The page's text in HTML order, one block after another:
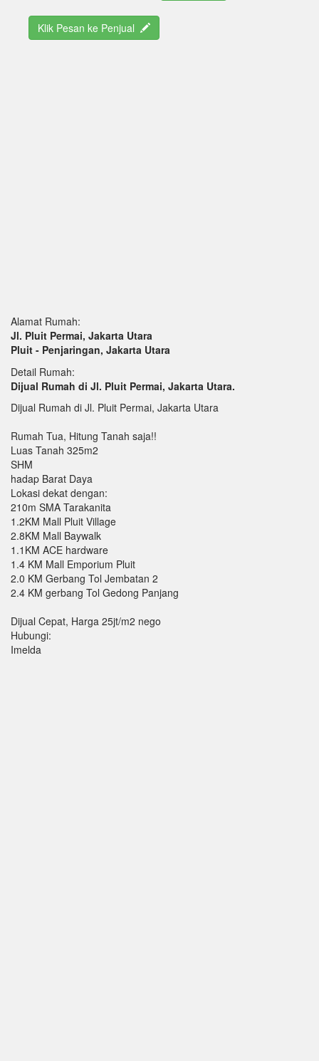
Klik Pesan ke Penjual
Alamat Rumah:
Jl. Pluit Permai, Jakarta Utara
Pluit - Penjaringan, Jakarta Utara
Detail Rumah:
Dijual Rumah di Jl. Pluit Permai, Jakarta Utara.
Dijual Rumah di Jl. Pluit Permai, Jakarta Utara
Rumah Tua, Hitung Tanah saja!!
Luas Tanah 325m2
SHM
hadap Barat Daya
Lokasi dekat dengan:
210m SMA Tarakanita
1.2KM Mall Pluit Village
2.8KM Mall Baywalk
1.1KM ACE hardware
1.4 KM Mall Emporium Pluit
2.0 KM Gerbang Tol Jembatan 2
2.4 KM gerbang Tol Gedong Panjang
Dijual Cepat, Harga 25jt/m2 nego
Hubungi:
Imelda